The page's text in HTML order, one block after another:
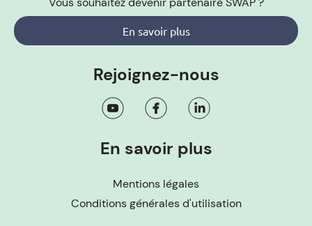
En savoir plus
Rejoignez-nous
En savoir plus
Mentions légales
Conditions générales d'utilisation